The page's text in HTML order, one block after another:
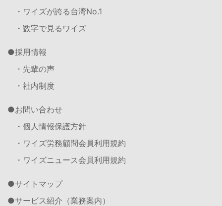
・ワイズが誇る台湾No.1
・数字で見るワイズ
採用情報
・先輩の声
・社内制度
お問い合わせ
・個人情報保護方針
・ワイズ労務顧問会員利用規約
・ワイズニュース会員利用規約
サイトマップ
サービス紹介（業務案内）